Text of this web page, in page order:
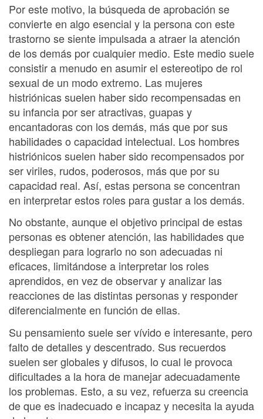
Por este motivo, la búsqueda de aprobación se
convierte en algo esencial y la persona con este
trastorno se siente impulsada a atraer la atención
de los demás por cualquier medio. Este medio suele
consistir a menudo en asumir el estereotipo de rol
sexual de un modo extremo. Las mujeres
histriónicas suelen haber sido recompensadas en
su infancia por ser atractivas, guapas y
encantadoras con los demás, más que por sus
habilidades o capacidad intelectual. Los hombres
histriónicos suelen haber sido recompensados por
ser viriles, rudos, poderosos, más que por su
capacidad real. Así, estas persona se concentran
en interpretar estos roles para gustar a los demás.
No obstante, aunque el objetivo principal de estas
personas es obtener atención, las habilidades que
despliegan para lograrlo no son adecuadas ni
eficaces, limitándose a interpretar los roles
aprendidos, en vez de observar y analizar las
reacciones de las distintas personas y responder
diferencialmente en función de ellas.
Su pensamiento suele ser vívido e interesante, pero
falto de detalles y descentrado. Sus recuerdos
suelen ser globales y difusos, lo cual le provoca
dificultades a la hora de manejar adecuadamente
los problemas. Esto, a su vez, refuerza su creencia
de que es inadecuado e incapaz y necesita la ayuda